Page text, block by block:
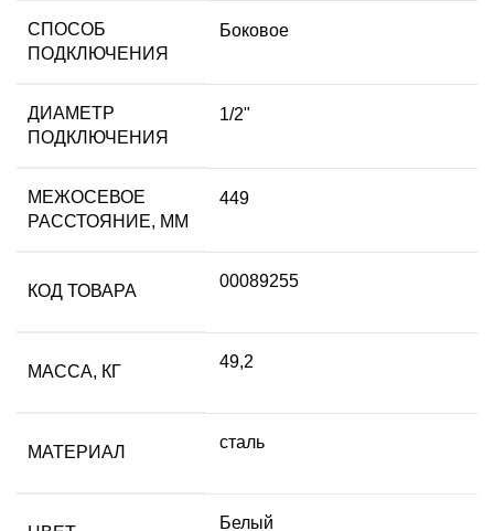
СПОСОБ
ПОДКЛЮЧЕНИЯ
Боковое
ДИАМЕТР
ПОДКЛЮЧЕНИЯ
1/2"
МЕЖОСЕВОЕ
РАССТОЯНИЕ, ММ
449
КОД ТОВАРА
00089255
МАССА, КГ
49,2
МАТЕРИАЛ
сталь
Белый